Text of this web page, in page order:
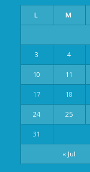
L M
« Jul
3 4
10 11
17 18
24 25
31